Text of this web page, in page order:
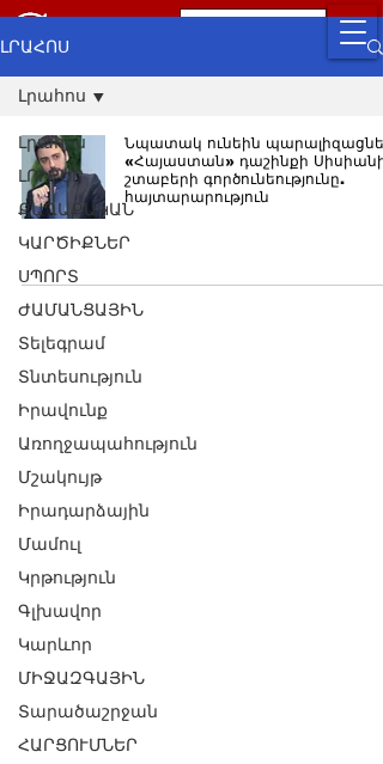
ԼՐԱՀՈՍ
Լրահոս
ԼՈՒՐԵՐ
ՔԱՂԱՔԱԿԱՆ
ԿԱՐԾԻՔՆԵՐ
ՍՊՈՐՏ
ԺԱՄԱՆՑԱՅԻՆ
Տելեգրամ
Տնտեսություն
Իրավունք
Առողջապահություն
Մշակույթ
Իրադարձային
Մամուլ
Կրթություն
Գլխավոր
Կարևոր
ՄԻՋԱԶԳԱՅԻՆ
Տարածաշրջան
ՀԱՐՑՈՒՄՆԵՐ
Լրահոս
Նպատակ ունեին
«Հայաստան» դաշինքի Սիսիանի
շտաբերի գործունեությունը.
հայտարարություն